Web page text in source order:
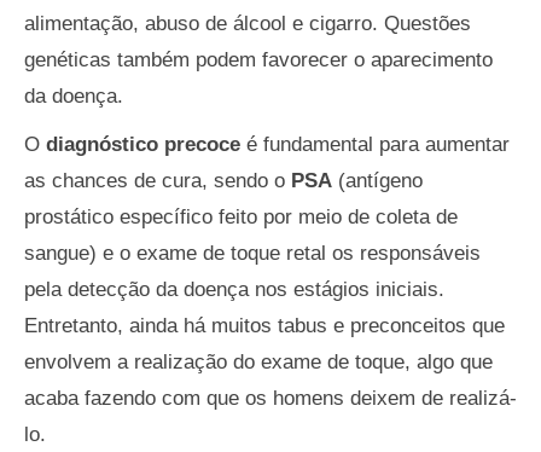
alimentação, abuso de álcool e cigarro. Questões
genéticas também podem favorecer o aparecimento
da doença.
O diagnóstico precoce é fundamental para aumentar
as chances de cura, sendo o PSA (antígeno
prostático específico feito por meio de coleta de
sangue) e o exame de toque retal os responsáveis
pela detecção da doença nos estágios iniciais.
Entretanto, ainda há muitos tabus e preconceitos que
envolvem a realização do exame de toque, algo que
acaba fazendo com que os homens deixem de realizá-
lo.